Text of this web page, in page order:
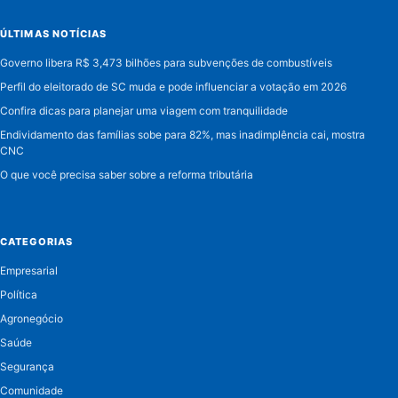
ÚLTIMAS NOTÍCIAS
Governo libera R$ 3,473 bilhões para subvenções de combustíveis
Perfil do eleitorado de SC muda e pode influenciar a votação em 2026
Confira dicas para planejar uma viagem com tranquilidade
Endividamento das famílias sobe para 82%, mas inadimplência cai, mostra
CNC
O que você precisa saber sobre a reforma tributária
CATEGORIAS
Empresarial
Política
Agronegócio
Saúde
Segurança
Comunidade